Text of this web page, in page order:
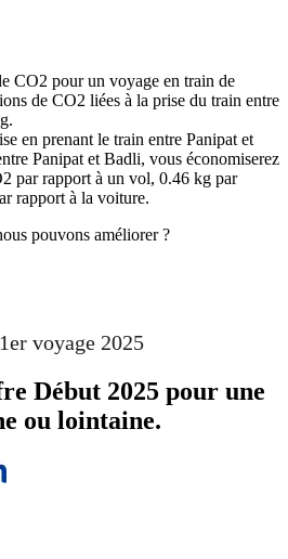
CO2 pour un voyage en train de
de CO2 liées à la prise du train entre
en prenant le train entre Panipat et
Panipat et Badli, vous économiserez
par rapport à un vol, 0.46 kg par
rapport à la voiture.
pouvons améliorer ?
voyage 2025
Début 2025 pour une
ou lointaine.